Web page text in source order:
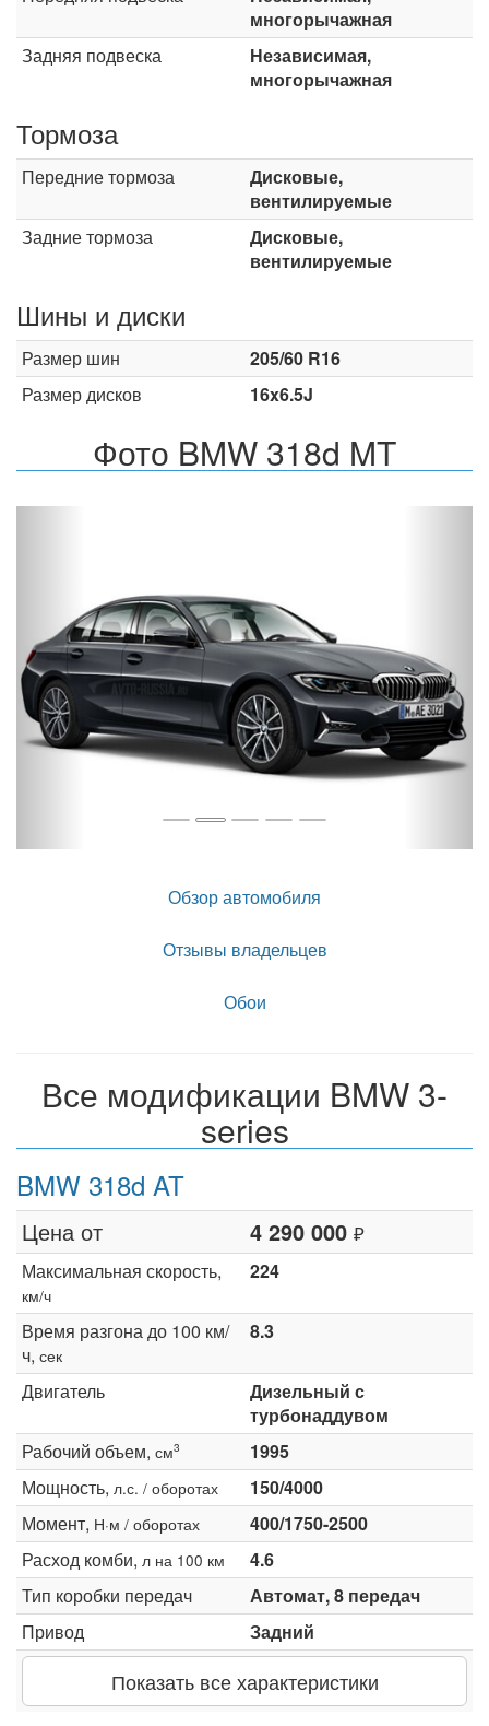
многорычажная
Задняя подвеска
Независимая,
многорычажная
Тормоза
Передние тормоза
Дисковые,
вентилируемые
Задние тормоза
Дисковые,
вентилируемые
Шины и диски
Размер шин
205/60 R16
Размер дисков
16x6.5J
Фото BMW 318d MT
Обзор автомобиля
Отзывы владельцев
Обои
Все модификации BMW 3-
series
BMW 318d AT
Цена от 4 290 000 ₽
Максимальная скорость,
км/ч
224
Время разгона до 100 км/
ч, сек
8.3
Двигатель
Дизельный с
турбонаддувом
Рабочий объем, см3
1995
Мощность, л.с. / оборотах
150/4000
Момент, Н·м / оборотах
400/1750-2500
Расход комби, л на 100 км
4.6
Тип коробки передач
Автомат, 8 передач
Привод
Задний
Показать все характеристики